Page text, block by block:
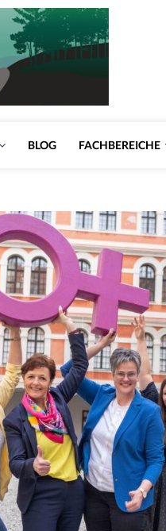
BLOG FACHBEREICHE